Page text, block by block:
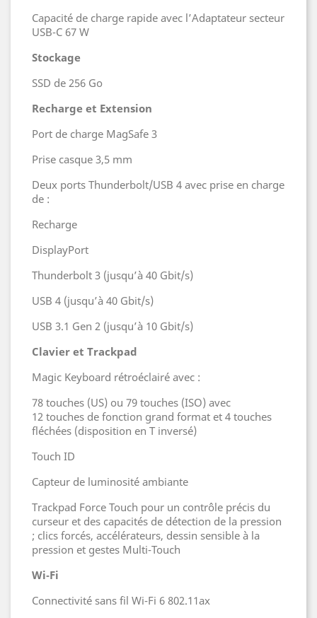
Capacité de charge rapide avec l’Adaptateur secteur
USB‑C 67 W
Stockage
SSD de 256 Go
Recharge et Extension
Port de charge MagSafe 3
Prise casque 3,5 mm
Deux ports Thunderbolt/USB 4 avec prise en charge
de :
Recharge
DisplayPort
Thunderbolt 3 (jusqu’à 40 Gbit/s)
USB 4 (jusqu’à 40 Gbit/s)
USB 3.1 Gen 2 (jusqu’à 10 Gbit/s)
Clavier et Trackpad
Magic Keyboard rétroéclairé avec :
78 touches (US) ou 79 touches (ISO) avec
12 touches de fonction grand format et 4 touches
fléchées (disposition en T inversé)
Touch ID
Capteur de luminosité ambiante
Trackpad Force Touch pour un contrôle précis du
curseur et des capacités de détection de la pression
; clics forcés, accélérateurs, dessin sensible à la
pression et gestes Multi‑Touch
Wi‑Fi
Connectivité sans fil Wi‑Fi 6 802.11ax